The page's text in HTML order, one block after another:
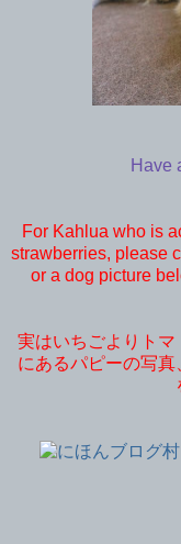
Have
For Kahlua who is
strawberries, please
or a dog picture
実はいちごよりト
にあるパピーの写